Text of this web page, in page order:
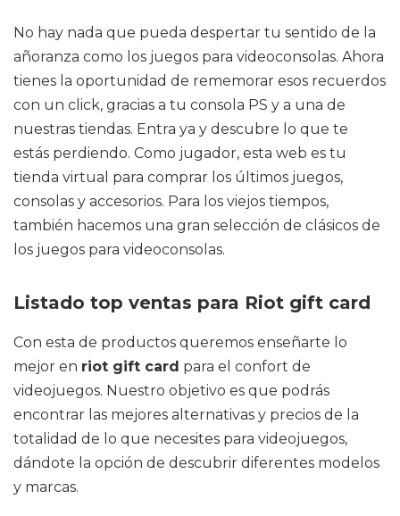
No hay nada que pueda despertar tu sentido de la
añoranza como los juegos para videoconsolas. Ahora
tienes la oportunidad de rememorar esos recuerdos
con un click, gracias a tu consola PS y a una de
nuestras tiendas. Entra ya y descubre lo que te
estás perdiendo. Como jugador, esta web es tu
tienda virtual para comprar los últimos juegos,
consolas y accesorios. Para los viejos tiempos,
también hacemos una gran selección de clásicos de
los juegos para videoconsolas.
Listado top ventas para Riot gift card
Con esta de productos queremos enseñarte lo
mejor en riot gift card para el confort de
videojuegos. Nuestro objetivo es que podrás
encontrar las mejores alternativas y precios de la
totalidad de lo que necesites para videojuegos,
dándote la opción de descubrir diferentes modelos
y marcas.